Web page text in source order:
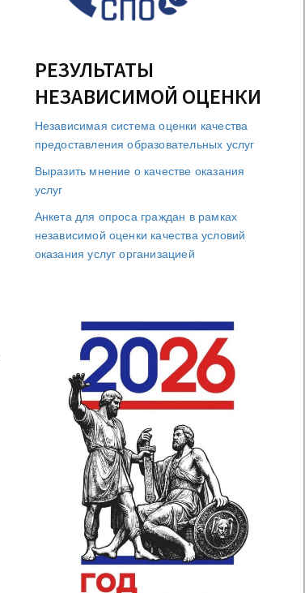
РЕЗУЛЬТАТЫ
НЕЗАВИСИМОЙ ОЦЕНКИ
Независимая система оценки качества
предоставления образовательных услуг
Выразить мнение о качестве оказания
услуг
Анкета для опроса граждан в рамках
независимой оценки качества условий
оказания услуг организацией